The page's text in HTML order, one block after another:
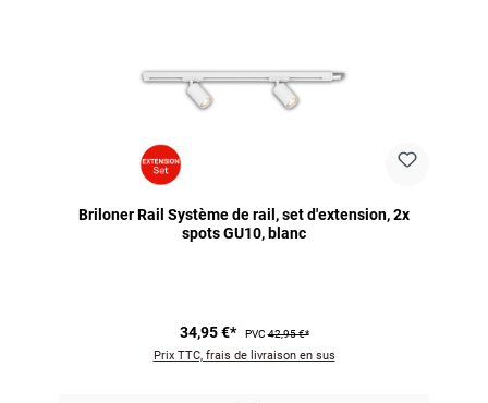
Briloner Rail Système de rail, set d'extension, 2x
spots GU10, blanc
34,95 €* PVC42,95 €*
Prix TTC, frais de livraison en sus